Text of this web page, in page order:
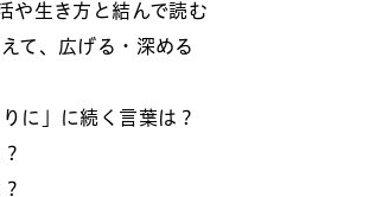
や生き方と結んで読む
て、広げる・深める
に」に続く言葉は？